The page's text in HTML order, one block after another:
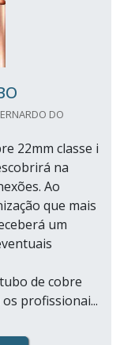
DO
22mm classe i
na
Ao
que mais
um
de cobre
profissionai...